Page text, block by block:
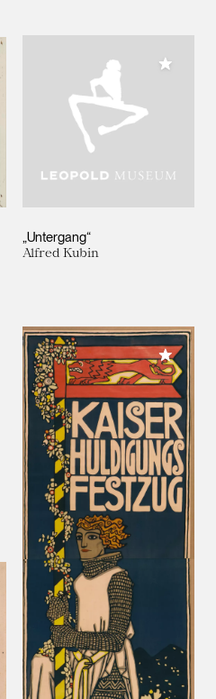
Sammlung hinzufügen
„Untergang“
Alfred Kubin
Meiner
Sammlung hinzufügen
Meiner